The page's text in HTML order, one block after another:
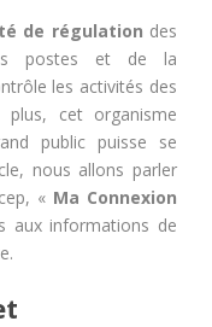
de régulation des
postes et de la
les activités des
plus, cet organisme
public puisse se
nous allons parler
« Ma Connexion
aux informations de